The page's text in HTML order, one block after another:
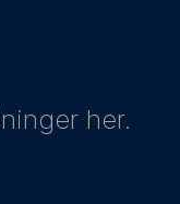
her.